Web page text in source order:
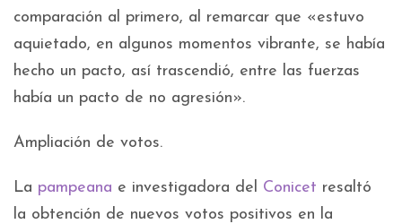
comparación al primero, al remarcar que «estuvo
aquietado, en algunos momentos vibrante, se había
hecho un pacto, así trascendió, entre las fuerzas
había un pacto de no agresión».
Ampliación de votos.
La pampeana e investigadora del Conicet resaltó
la obtención de nuevos votos positivos en la